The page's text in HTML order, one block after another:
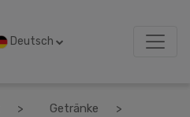
Deutsch
Getränke